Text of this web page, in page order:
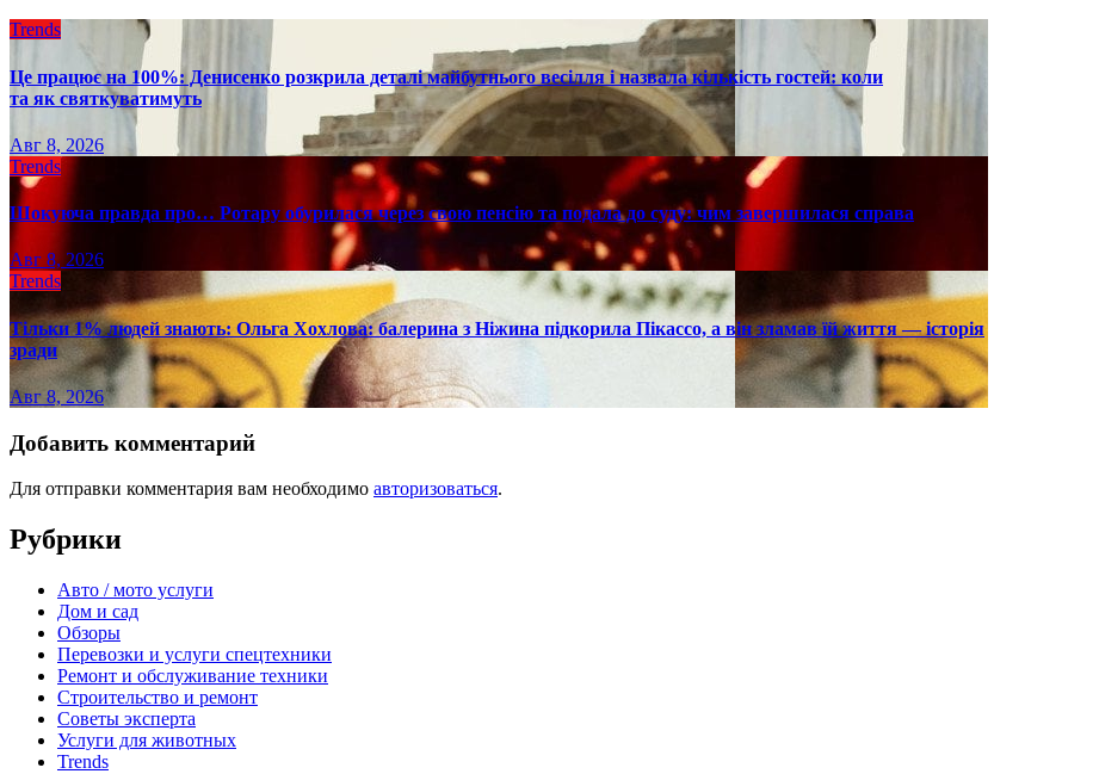
Trends
Це працює на 100%: Денисенко розкрила деталі майбутнього весілля і назвала кількість гостей: коли
та як святкуватимуть
Авг 8, 2026
Trends
Шокуюча правда про… Ротару обурилася через свою пенсію та подала до суду: чим завершилася справа
Авг 8, 2026
Trends
Тільки 1% людей знають: Ольга Хохлова: балерина з Ніжина підкорила Пікассо, а він зламав їй життя — історія
зради
Авг 8, 2026
Добавить комментарий
Для отправки комментария вам необходимо авторизоваться.
Рубрики
Авто / мото услуги
Дом и сад
Обзоры
Перевозки и услуги спецтехники
Ремонт и обслуживание техники
Строительство и ремонт
Советы эксперта
Услуги для животных
Trends